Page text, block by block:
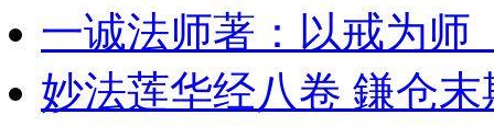
一诚法师著：以戒为师
妙法莲华经八卷 鎌仓末